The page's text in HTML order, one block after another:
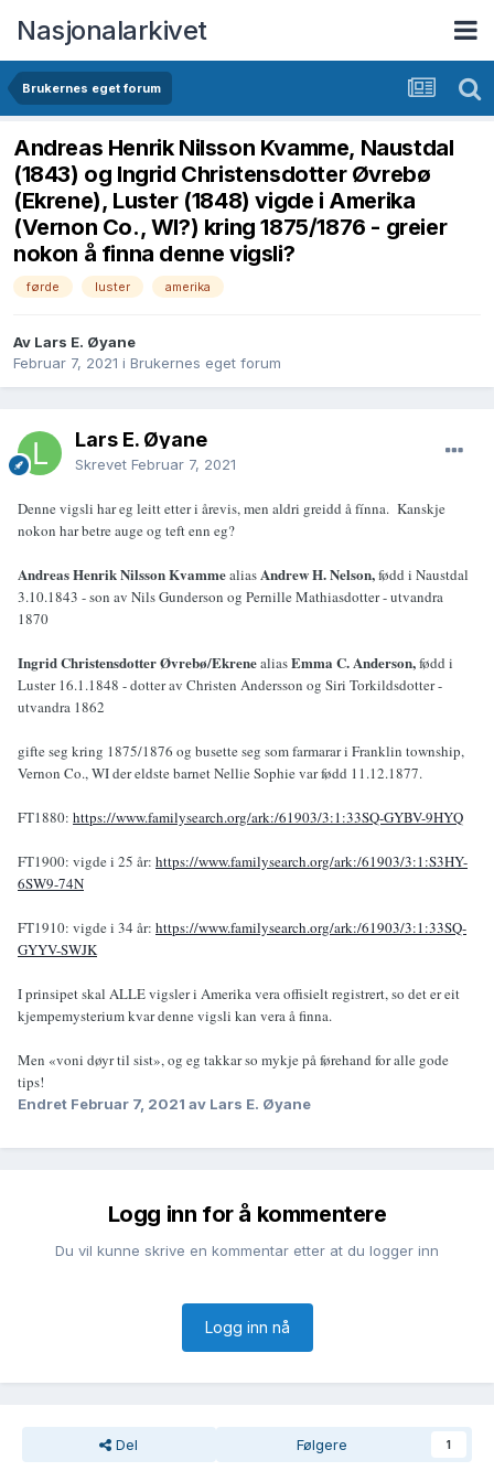
Nasjonalarkivet
Brukernes eget forum
Andreas Henrik Nilsson Kvamme, Naustdal
(1843) og Ingrid Christensdotter Øvrebø
(Ekrene), Luster (1848) vigde i Amerika
(Vernon Co., WI?) kring 1875/1876 - greier
nokon å finna denne vigsli?
førde luster amerika
Av Lars E. Øyane
Februar 7, 2021 i Brukernes eget forum
Lars E. Øyane
Skrevet Februar 7, 2021
Denne vigsli har eg leitt etter i årevis, men aldri greidd å fínna. Kanskje
nokon har betre auge og teft enn eg?
Andreas Henrik Nilsson KvammealiasAndrew H. Nelson,fødd i Naustdal
3.10.1843 - son av Nils Gunderson og Pernille Mathiasdotter - utvandra
1870
Ingrid Christensdotter Øvrebø/EkrenealiasEmma C. Anderson,fødd i
Luster 16.1.1848 - dotter av Christen Andersson og Siri Torkildsdotter -
utvandra 1862
gifte seg kring 1875/1876 og busette seg som farmarar i Franklin township,
Vernon Co., WI der eldste barnet Nellie Sophie var fødd 11.12.1877.
FT1880: https://www.familysearch.org/ark:/61903/3:1:33SQ-GYBV-9HYQ
FT1900: vigde i 25 år: https://www.familysearch.org/ark:/61903/3:1:S3HY-
6SW9-74N
FT1910: vigde i 34 år: https://www.familysearch.org/ark:/61903/3:1:33SQ-
GYYV-SWJK
I prinsipet skal ALLE vigsler i Amerika vera offisielt registrert, so det er eit
kjempemysterium kvar denne vigsli kan vera å finna.
Men «voni døyr til sist», og eg takkar so mykje på førehand for alle gode
tips!
Endret Februar 7, 2021 av Lars E. Øyane
Logg inn for å kommentere
Du vil kunne skrive en kommentar etter at du logger inn
Logg inn nå
Del Følgere 1